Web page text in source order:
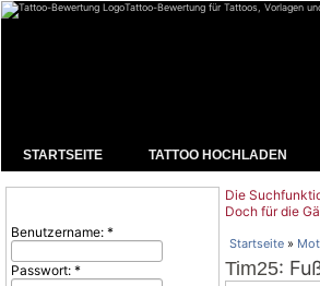
Tattoo-Bewertung für Tattoos, Vorlagen
STARTSEITE TATTOO HOCHLADEN
Benutzername: *
Passwort: *
Die
Doch für die
Startseite »
Tim25: